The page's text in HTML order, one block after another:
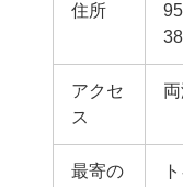
住所
アクセ
ス
最寄の